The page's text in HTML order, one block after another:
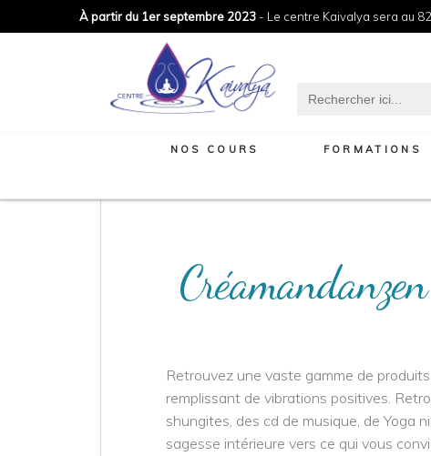
À partir du 1er septembre 2023 - Le centre Kaivalya sera au
for:
NOS COURS FORMATIONS
Créamandanzen
Retrouvez une vaste gamme de
remplissant de vibrations positives.
shungites, des cd de musique, de Yoga
sagesse intérieure vers ce qui vous